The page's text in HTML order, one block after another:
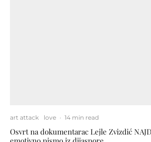
art attack love · 14 min read
Osvrt na dokumentarac Lejle Zvizdić